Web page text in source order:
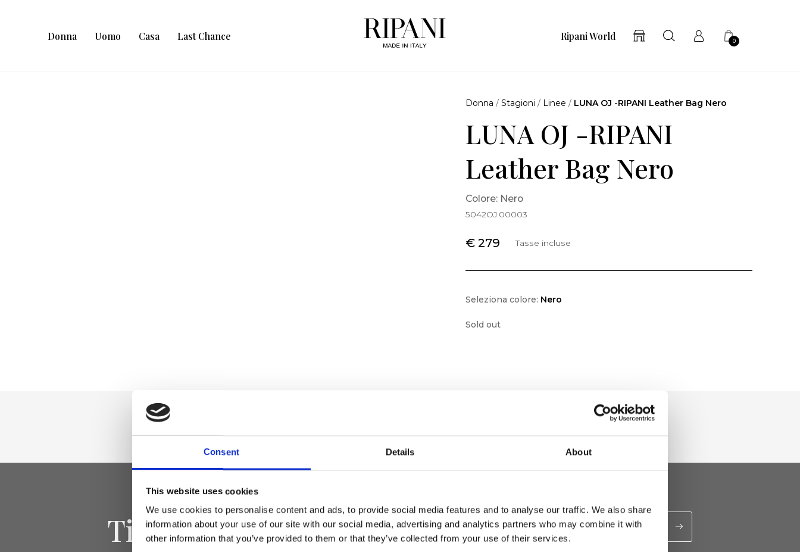
Consent Details About
This website uses cookies
We use cookies to personalise content and ads, to provide social media features and to analyse our traffic. We also share
information about your use of our site with our social media, advertising and analytics partners who may combine it with
other information that you’ve provided to them or that they’ve collected from your use of their services.
Donna Uomo Casa Last Chance Ripani World 0
Donna /Stagioni / Linee / LUNA OJ -RIPANI Leather Bag Nero
LUNA OJ -RIPANI
Leather Bag Nero
Colore: Nero
5042OJ.00003
€ 279 Tasse incluse
Seleziona colore: Nero
Sold out
Tieniti aggiornato